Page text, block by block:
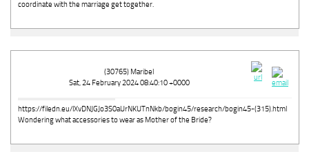
coordinate with the marriage get together.
(30765) Maribel
Sat, 24 February 2024 08:40:10 +0000
https://filedn.eu/lXvDNJGJo3S0aUrNKUTnNkb/bogin45/research/bogin45-(315).html
Wondering what accessories to wear as Mother of the Bride?